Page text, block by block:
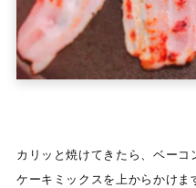
カリッと焼けてきたら、ベーコ
ケーキミックスを上からかけま